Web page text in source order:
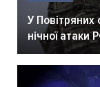
У Повітряних
нічної атаки